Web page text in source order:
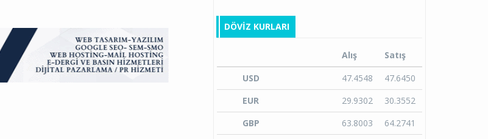
DÖVIZ KURLARI
Alış
Satış
USD
47.4548
47.6450
EUR
29.9302
30.3552
GBP
63.8003
64.2741